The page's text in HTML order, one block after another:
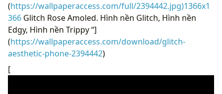
(https://wallpaperaccess.com/full/2394442.jpg)1366x1
366 Glitch Rose Amoled. Hình nền Glitch, Hình nền
Edgy, Hình nền Trippy “]
(https://wallpaperaccess.com/download/glitch-
aesthetic-phone-2394442)
[